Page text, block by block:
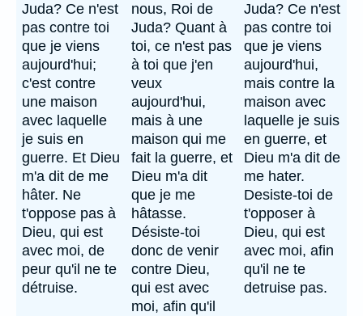
Juda? Ce n'est
pas contre toi
que je viens
aujourd'hui;
c'est contre
une maison
avec laquelle
je suis en
guerre. Et Dieu
m'a dit de me
hâter. Ne
t'oppose pas à
Dieu, qui est
avec moi, de
peur qu'il ne te
détruise.
nous, Roi de
Juda? Quant à
toi, ce n'est pas
à toi que j'en
veux
aujourd'hui,
mais à une
maison qui me
fait la guerre, et
Dieu m'a dit
que je me
hâtasse.
Désiste-toi
donc de venir
contre Dieu,
qui est avec
moi, afin qu'il
Juda? Ce n'est
pas contre toi
que je viens
aujourd'hui,
mais contre la
maison avec
laquelle je suis
en guerre, et
Dieu m'a dit de
me hater.
Desiste-toi de
t'opposer à
Dieu, qui est
avec moi, afin
qu'il ne te
detruise pas.